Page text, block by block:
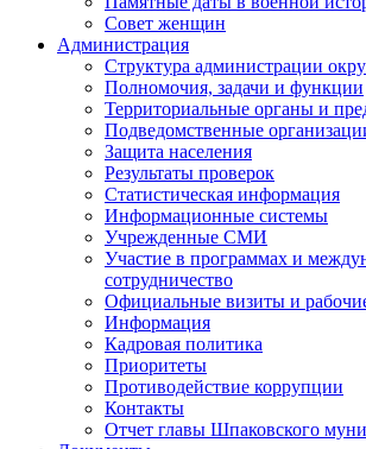
Совет женщин
Администрация
Структура администрации
Полномочия, задачи и функции
Территориальные органы и
Подведомственные
Защита населения
Результаты проверок
Статистическая информация
Информационные системы
Учрежденные СМИ
Участие в программах и
сотрудничество
Официальные визиты и
Информация
Кадровая политика
Приоритеты
Противодействие коррупции
Контакты
Отчет главы Шпаковского